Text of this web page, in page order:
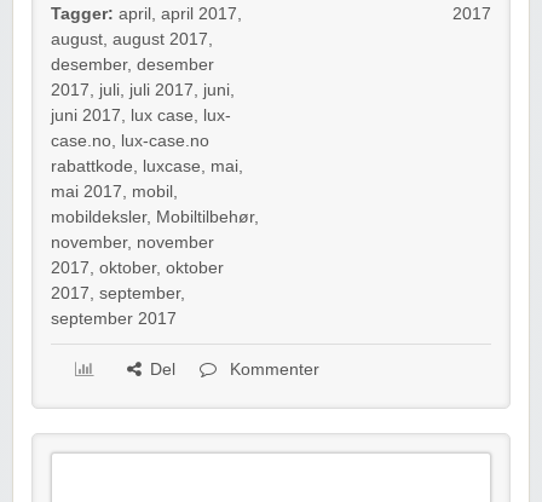
Tagger: april , april 2017,
august, august 2017,
desember, desember
2017, juli, juli 2017, juni,
juni 2017, lux case, lux-
case.no, lux-case.no
rabattkode, luxcase, mai,
mai 2017, mobil ,
mobildeksler, Mobiltilbehør,
november, november
2017, oktober, oktober
2017, september,
september 2017
2017
Del Kommenter